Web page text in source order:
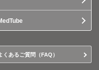
くあるご質問（FAQ）